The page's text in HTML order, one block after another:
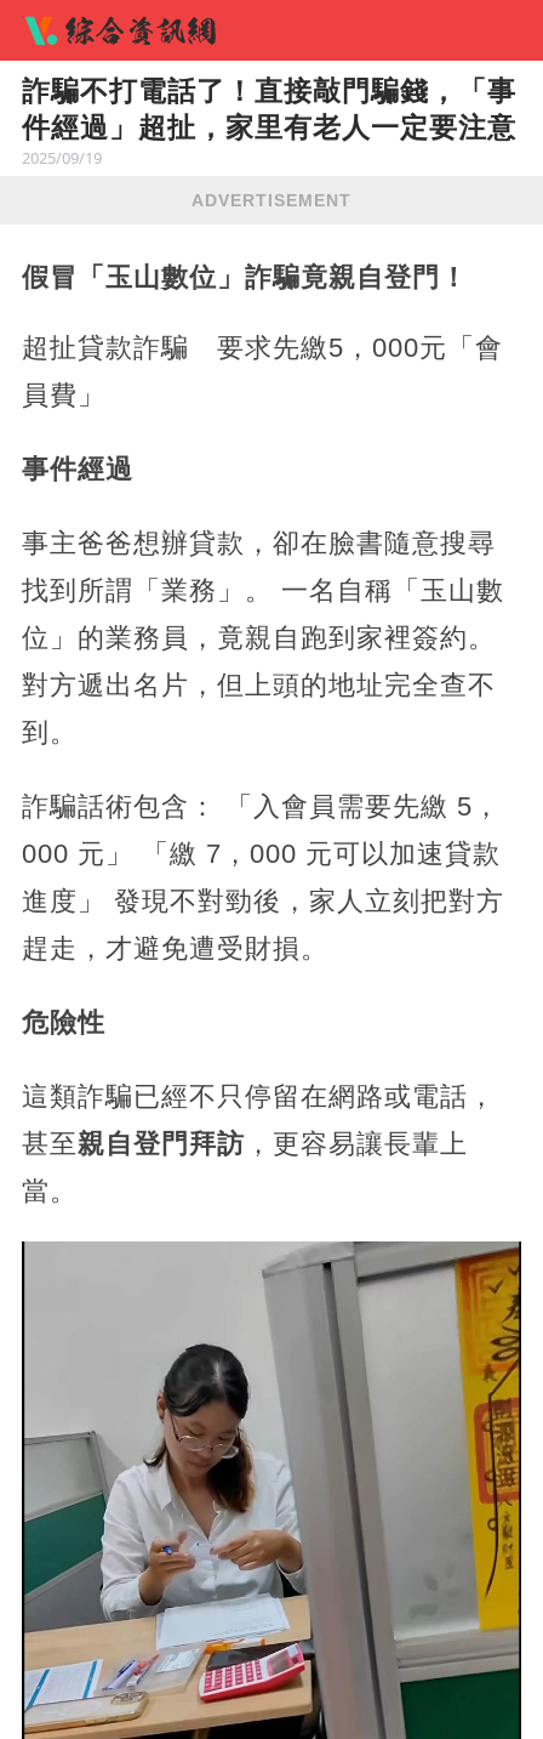
詐騙不打電話了！直接敲門騙錢，「事
件經過」超扯，家里有老人一定要注意
2025/09/19
ADVERTISEMENT
假冒「玉山數位」詐騙竟親自登門！
超扯貸款詐騙 要求先繳5，000元「會
員費」
事件經過
事主爸爸想辦貸款，卻在臉書隨意搜尋
找到所謂「業務」。 一名自稱「玉山數
位」的業務員，竟親自跑到家裡簽約。
對方遞出名片，但上頭的地址完全查不
到。
詐騙話術包含： 「入會員需要先繳 5，
000 元」 「繳 7，000 元可以加速貸款
進度」 發現不對勁後，家人立刻把對方
趕走，才避免遭受財損。
危險性
這類詐騙已經不只停留在網路或電話，
甚至親自登門拜訪，更容易讓長輩上
當。